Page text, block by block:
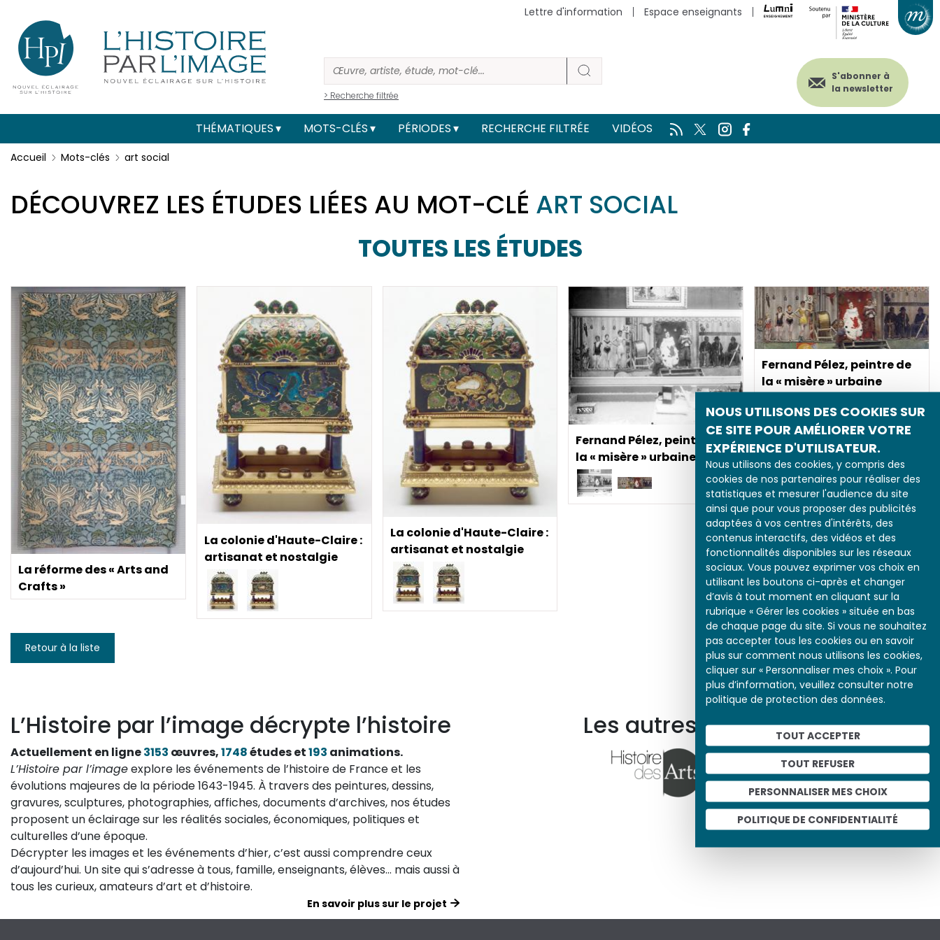
NOUS UTILISONS DES COOKIES SUR
CE SITE POUR AMÉLIORER VOTRE
EXPÉRIENCE D'UTILISATEUR.
Nous utilisons des cookies, y compris des
cookies de nos partenaires pour réaliser des
statistiques et mesurer l'audience du site
ainsi que pour vous proposer des publicités
adaptées à vos centres d'intérêts, des
contenus interactifs, des vidéos et des
fonctionnalités disponibles sur les réseaux
sociaux. Vous pouvez exprimer vos choix en
utilisant les boutons ci-après et changer
d’avis à tout moment en cliquant sur la
rubrique « Gérer les cookies » située en bas
de chaque page du site. Si vous ne souhaitez
pas accepter tous les cookies ou en savoir
plus sur comment nous utilisons les cookies,
cliquer sur « Personnaliser mes choix ». Pour
plus d’information, veuillez consulter notre
politique de protection des données.
TOUT ACCEPTER
TOUT REFUSER
PERSONNALISER MES CHOIX
POLITIQUE DE CONFIDENTIALITÉ
> Recherche filtrée
Menu
secondaire
(header)
Lettre d'information Espace enseignants
S'abonner à
la newsletter
Main
navigation
THÉMATIQUES MOTS-CLÉS PÉRIODES RECHERCHE FILTRÉE VIDÉOS
Accueil Mots-clés art social
DÉCOUVREZ LES ÉTUDES LIÉES AU MOT-CLÉ ART SOCIAL
TOUTES LES ÉTUDES
La réforme des « Arts and
Crafts »
La colonie d'Haute-Claire :
artisanat et nostalgie
La colonie d'Haute-Claire :
artisanat et nostalgie
Fernand Pélez, peintre de
la « misère » urbaine
Fernand Pélez, peintre de
la « misère » urbaine
Retour à la liste
L’Histoire par l’image décrypte l’histoire
Actuellement en ligne3153 œuvres,1748études et193 animations.
L’Histoire par l’imageexplore les événements de l’histoire de France et les
évolutions majeures de la période 1643-1945. À travers des peintures, dessins,
gravures, sculptures, photographies, affiches, documents d’archives, nos études
proposent un éclairage sur les réalités sociales, économiques, politiques et
culturelles d’une époque.
Décrypter les images et les événements d’hier, c’est aussi comprendre ceux
d’aujourd’hui. Un site qui s’adresse à tous, famille, enseignants, élèves… mais aussi à
tous les curieux, amateurs d’art et d’histoire.
En savoir plus sur le projet
Les autres ressources